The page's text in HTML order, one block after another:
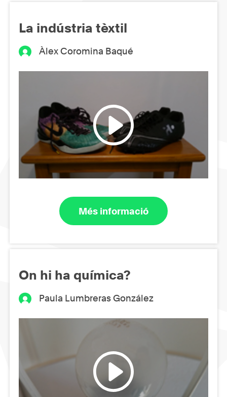
La indústria tèxtil
Àlex Coromina Baqué
Més informació
On hi ha química?
Paula Lumbreras González